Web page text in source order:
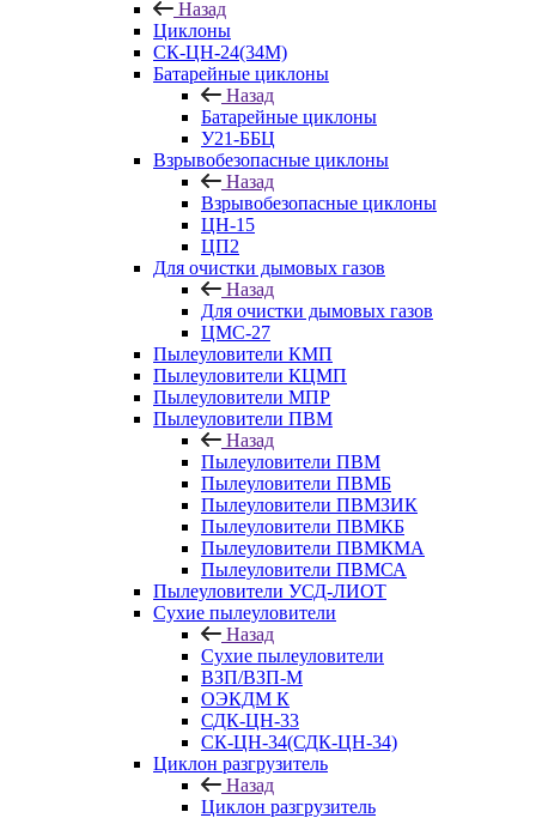
Назад
Циклоны
СК-ЦН-24(34М)
Батарейные циклоны
Назад
Батарейные циклоны
У21-ББЦ
Взрывобезопасные циклоны
Назад
Взрывобезопасные циклоны
ЦН-15
ЦП2
Для очистки дымовых газов
Назад
Для очистки дымовых газов
ЦМС-27
Пылеуловители КМП
Пылеуловители КЦМП
Пылеуловители МПР
Пылеуловители ПВМ
Назад
Пылеуловители ПВМ
Пылеуловители ПВМБ
Пылеуловители ПВМЗИК
Пылеуловители ПВМКБ
Пылеуловители ПВМКМА
Пылеуловители ПВМСА
Пылеуловители УСД-ЛИОТ
Сухие пылеуловители
Назад
Сухие пылеуловители
ВЗП/ВЗП-М
ОЭКДМ К
СДК-ЦН-33
СК-ЦН-34(СДК-ЦН-34)
Циклон разгрузитель
Назад
Циклон разгрузитель